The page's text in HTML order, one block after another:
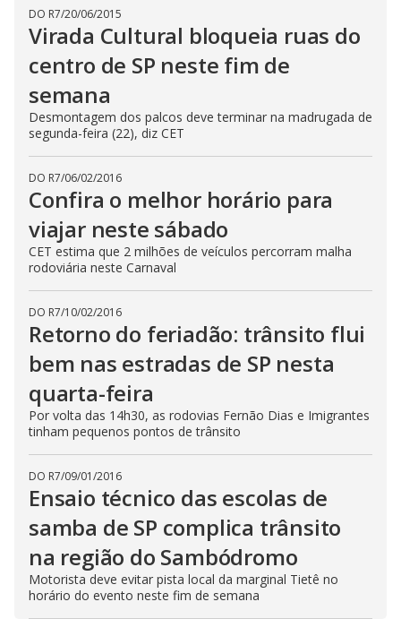
DO R7/20/06/2015
Virada Cultural bloqueia ruas do
centro de SP neste fim de
semana
Desmontagem dos palcos deve terminar na madrugada de
segunda-feira (22), diz CET
DO R7/06/02/2016
Confira o melhor horário para
viajar neste sábado
CET estima que 2 milhões de veículos percorram malha
rodoviária neste Carnaval
DO R7/10/02/2016
Retorno do feriadão: trânsito flui
bem nas estradas de SP nesta
quarta-feira
Por volta das 14h30, as rodovias Fernão Dias e Imigrantes
tinham pequenos pontos de trânsito
DO R7/09/01/2016
Ensaio técnico das escolas de
samba de SP complica trânsito
na região do Sambódromo
Motorista deve evitar pista local da marginal Tietê no
horário do evento neste fim de semana